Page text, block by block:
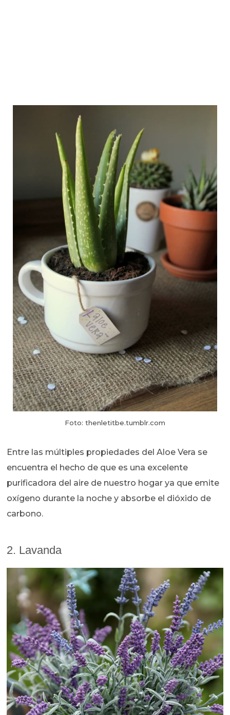
Foto: thenletitbe.tumblr.com
Entre las múltiples propiedades del Aloe Vera se
encuentra el hecho de que es una excelente
purificadora del aire de nuestro hogar ya que emite
oxígeno durante la noche y absorbe el dióxido de
carbono.
2. Lavanda